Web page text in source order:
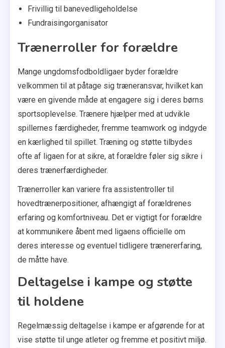
Frivillig til banevedligeholdelse
Fundraisingorganisator
Trænerroller for forældre
Mange ungdomsfodboldligaer byder forældre
velkommen til at påtage sig træneransvar, hvilket kan
være en givende måde at engagere sig i deres børns
sportsoplevelse. Trænere hjælper med at udvikle
spillernes færdigheder, fremme teamwork og indgyde
en kærlighed til spillet. Træning og støtte tilbydes
ofte af ligaen for at sikre, at forældre føler sig sikre i
deres trænerfærdigheder.
Trænerroller kan variere fra assistentroller til
hovedtrænerpositioner, afhængigt af forældrenes
erfaring og komfortniveau. Det er vigtigt for forældre
at kommunikere åbent med ligaens officielle om
deres interesse og eventuel tidligere trænererfaring,
de måtte have.
Deltagelse i kampe og støtte
til holdene
Regelmæssig deltagelse i kampe er afgørende for at
vise støtte til unge atleter og fremme et positivt miljø.